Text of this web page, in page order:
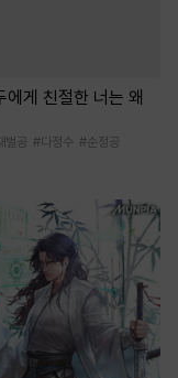
에게 친절한 너는 왜
벌공 #다정수 #순정공